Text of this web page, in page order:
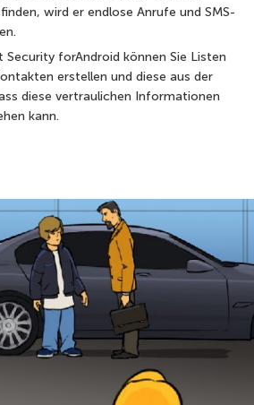
wird er endlose Anrufe und SMS-
Security forAndroid können Sie Listen
erstellen und diese aus der
diese vertraulichen Informationen
kann.